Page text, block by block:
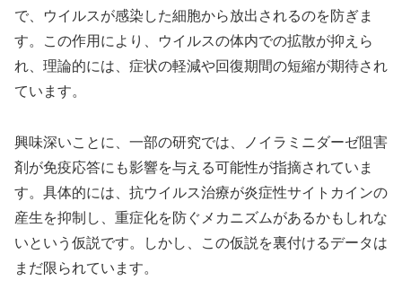
で、ウイルスが感染した細胞から放出されるのを防ぎま
す。この作用により、ウイルスの体内での拡散が抑えら
れ、理論的には、症状の軽減や回復期間の短縮が期待され
ています。
興味深いことに、一部の研究では、ノイラミニダーゼ阻害
剤が免疫応答にも影響を与える可能性が指摘されていま
す。具体的には、抗ウイルス治療が炎症性サイトカインの
産生を抑制し、重症化を防ぐメカニズムがあるかもしれな
いという仮説です。しかし、この仮説を裏付けるデータは
まだ限られています。